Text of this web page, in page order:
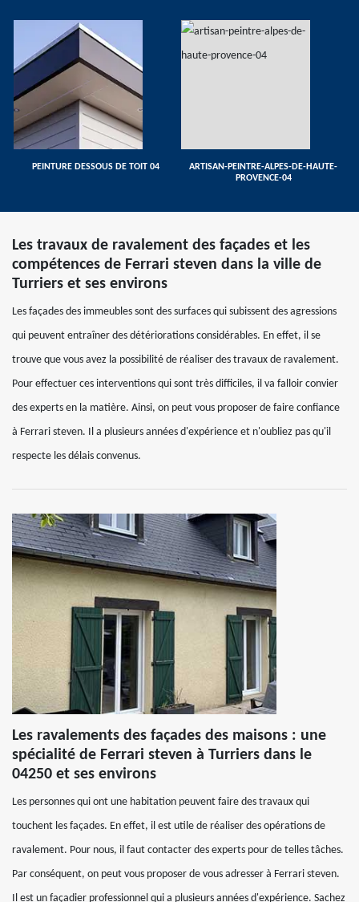
PEINTURE DESSOUS DE TOIT 04
ARTISAN-PEINTRE-ALPES-DE-HAUTE-
PROVENCE-04
Les travaux de ravalement des façades et les
compétences de Ferrari steven dans la ville de
Turriers et ses environs
Les façades des immeubles sont des surfaces qui subissent des agressions
qui peuvent entraîner des détériorations considérables. En effet, il se
trouve que vous avez la possibilité de réaliser des travaux de ravalement.
Pour effectuer ces interventions qui sont très difficiles, il va falloir convier
des experts en la matière. Ainsi, on peut vous proposer de faire confiance
à Ferrari steven. Il a plusieurs années d'expérience et n'oubliez pas qu'il
respecte les délais convenus.
Les ravalements des façades des maisons : une
spécialité de Ferrari steven à Turriers dans le
04250 et ses environs
Les personnes qui ont une habitation peuvent faire des travaux qui
touchent les façades. En effet, il est utile de réaliser des opérations de
ravalement. Pour nous, il faut contacter des experts pour de telles tâches.
Par conséquent, on peut vous proposer de vous adresser à Ferrari steven.
Il est un façadier professionnel qui a plusieurs années d'expérience. Sachez